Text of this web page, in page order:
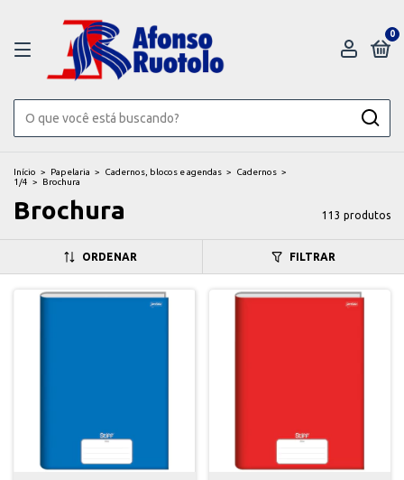
0
Início > Papelaria > Cadernos, blocos e agendas > Cadernos >
1/4 > Brochura
Brochura 113 produtos
ORDENAR FILTRAR